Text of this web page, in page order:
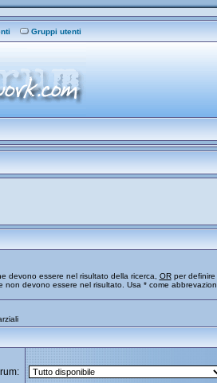
Gruppi utenti
devono essere nel risultato della ricerca, ORper definire
devono essere nel risultato. Usa * come